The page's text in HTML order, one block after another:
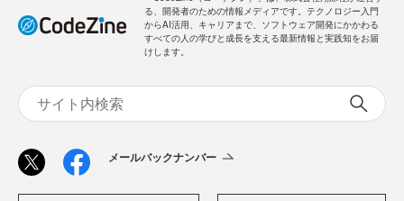
る、開発者のための情報メディアです。テクノロジー入門
からAI活用、キャリアまで、ソフトウェア開発にかかわる
すべての人の学びと成長を支える最新情報と実践知をお届
けします。
メールバックナンバー